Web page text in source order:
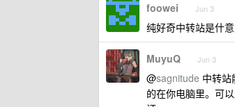
foowei Jun 3
纯好奇中转站是什
MuyuQ Jun 3
@sagnitude 中转
的在你电脑里。可